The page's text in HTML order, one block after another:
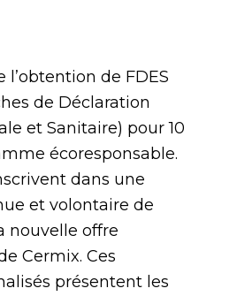
l’obtention de FDES
de Déclaration
et Sanitaire) pour 10
écoresponsable.
dans une
et volontaire de
nouvelle offre
Cermix. Ces
présentent les